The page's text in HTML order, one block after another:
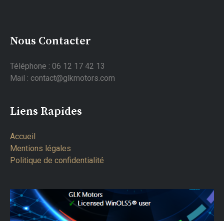
Nous Contacter
Téléphone : 06 12 17 42 13
Mail : contact@glkmotors.com
Liens Rapides
Accueil
Mentions légales
Politique de confidentialité